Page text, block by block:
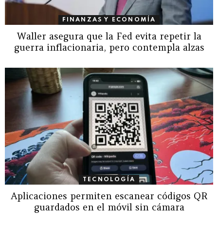
FINANZAS Y ECONOMÍA
Waller asegura que la Fed evita repetir la
guerra inflacionaria, pero contempla alzas
TECNOLOGÍA
Aplicaciones permiten escanear códigos QR
guardados en el móvil sin cámara